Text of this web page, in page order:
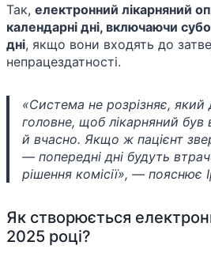
Так, електронний лікарняний
календарні дні, включаючи
дні, якщо вони входять до
непрацездатності.
«Система не розрізняє,
головне, щоб лікарняний був
й вчасно. Якщо ж пацієнт
— попередні дні будуть
рішення комісії», — пояснює
Як створюється
2025 році?